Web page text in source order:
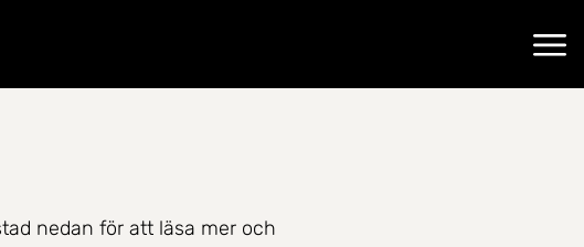
nedan för att läsa mer och